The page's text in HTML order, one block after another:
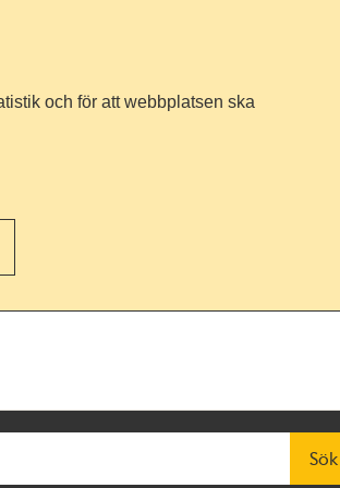
och för att webbplatsen ska
Sök